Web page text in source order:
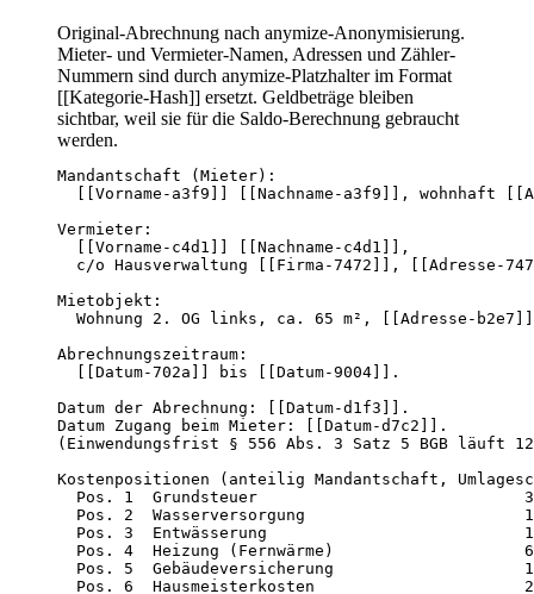
Original-Abrechnung nach anymize-Anonymisierung.
Mieter- und Vermieter-Namen, Adressen und Zähler-
Nummern sind durch anymize-Platzhalter im Format
[[Kategorie-Hash]] ersetzt. Geldbeträge bleiben
sichtbar, weil sie für die Saldo-Berechnung gebraucht
werden.
Mandantschaft (Mieter):
[[Vorname-a3f9]] [[Nachname-a3f9]], wohnhaft
Vermieter:
  [[Vorname-c4d1]] [[Nachname-c4d1]],
c/o Hausverwaltung [[Firma-7472]], [[Adresse-
Mietobjekt:
Wohnung 2. OG links, ca. 65 m², [[Adresse-
Abrechnungszeitraum:
  [[Datum-702a]] bis [[Datum-9004]].
Datum der Abrechnung: [[Datum-d1f3]].
Datum Zugang beim Mieter: [[Datum-d7c2]].
(Einwendungsfrist § 556 Abs. 3 Satz 5 BGB läuft 12
Kostenpositionen (anteilig Mandantschaft,
Pos. 1  Grundsteuer
Pos. 2  Wasserversorgung
Pos. 3  Entwässerung
Pos. 4  Heizung (Fernwärme)
Pos. 5  Gebäudeversicherung
Pos. 6  Hausmeisterkosten